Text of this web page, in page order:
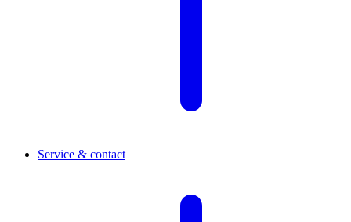
Service & contact